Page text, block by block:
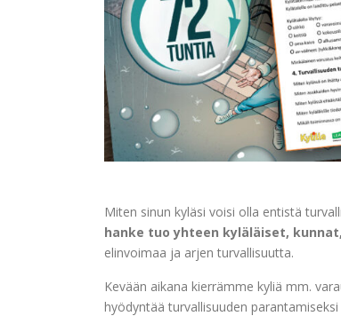
Miten sinun kyläsi voisi olla entistä
hanke tuo yhteen kyläläiset,
elinvoimaa ja arjen turvallisuutta.
Kevään aikana kierrämme kyliä mm.
hyödyntää turvallisuuden